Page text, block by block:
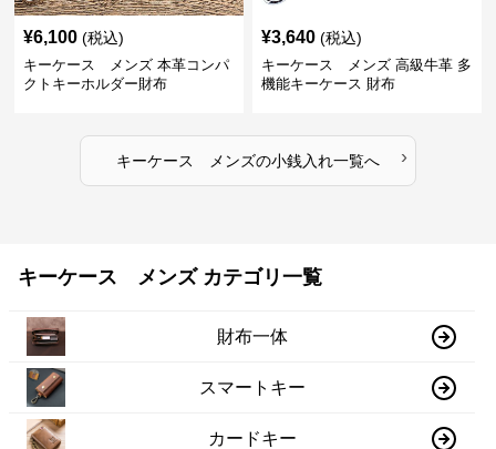
¥6,100 (税込)
キーケース メンズ 本革コンパ
クトキーホルダー財布
¥3,640 (税込)
キーケース メンズ 高級牛革 多
機能キーケース 財布
キーケース メンズの小銭入れ一覧へ ›
キーケース メンズ カテゴリ一覧
財布一体
スマートキー
カードキー